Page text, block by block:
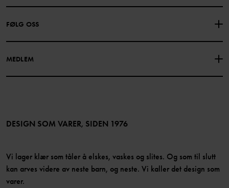
GAVEKORTSALDO KJØPSVILKÅR
PERSONVERNPOLICY
FØLG OSS
MEDLEM
Bli medlem
DESIGN SOM VARER, SIDEN 1976
Vi lager klær som tåler å elskes, vaskes og slites. Og som til slutt
kan arves videre av neste barn, og neste. Vi kaller det design som
varer.